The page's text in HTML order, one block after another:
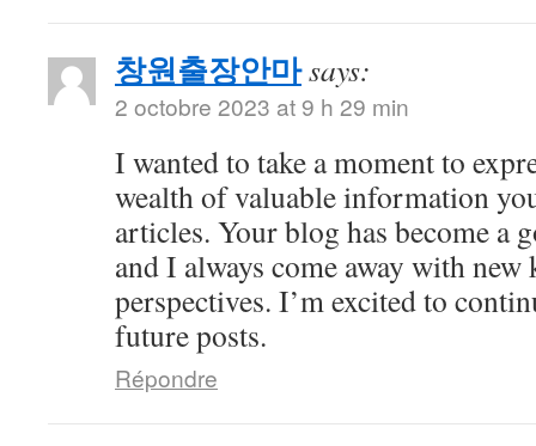
창원출장안마says:
2 octobre 2023 at 9 h 29 min
I wanted to take a moment to
wealth of valuable information
articles. Your blog has become a
and I always come away with
perspectives. I’m excited to
future posts.
Répondre